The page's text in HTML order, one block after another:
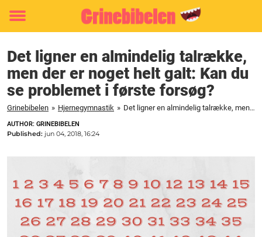
Toggle
Det ligner en almindelig talrække,
men der er noget helt galt: Kan du
se problemet i første forsøg?
Grinebibelen » Hjernegymnastik » Det ligner en almindelig talrække, men der er noget helt galt: Kan du se problemet i første forsøg?
AUTHOR: GRINEBIBELEN
Published: jun 04, 2018, 16:24